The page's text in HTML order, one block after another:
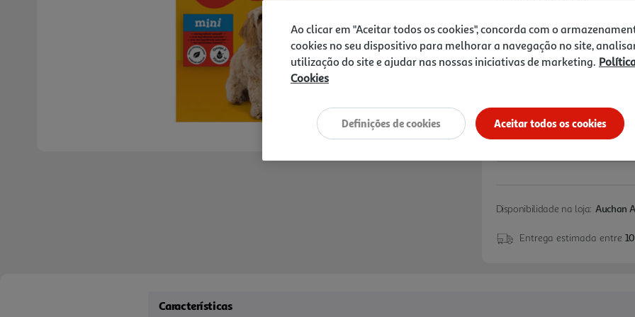
10% DESCONTO
De 6/8/2026 a 12/8/
Preço exclusivo para
aplicado já refletido
Disponibilidade na loja: Auchan
Entrega estimada entre
Características
Ao clicar em "Aceitar todos os cookies", concorda com o
cookies no seu dispositivo para melhorar a navegação no site,
utilização do site e ajudar nas nossas iniciativas de marketing.
Cookies
Aceitar todos os cookies
Definições de cookies